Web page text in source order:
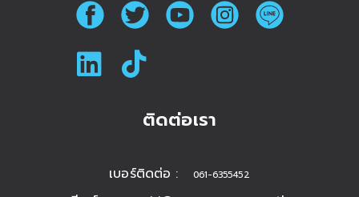
ติดต่อเรา
เบอร์ติดต่อ : 061-6355452